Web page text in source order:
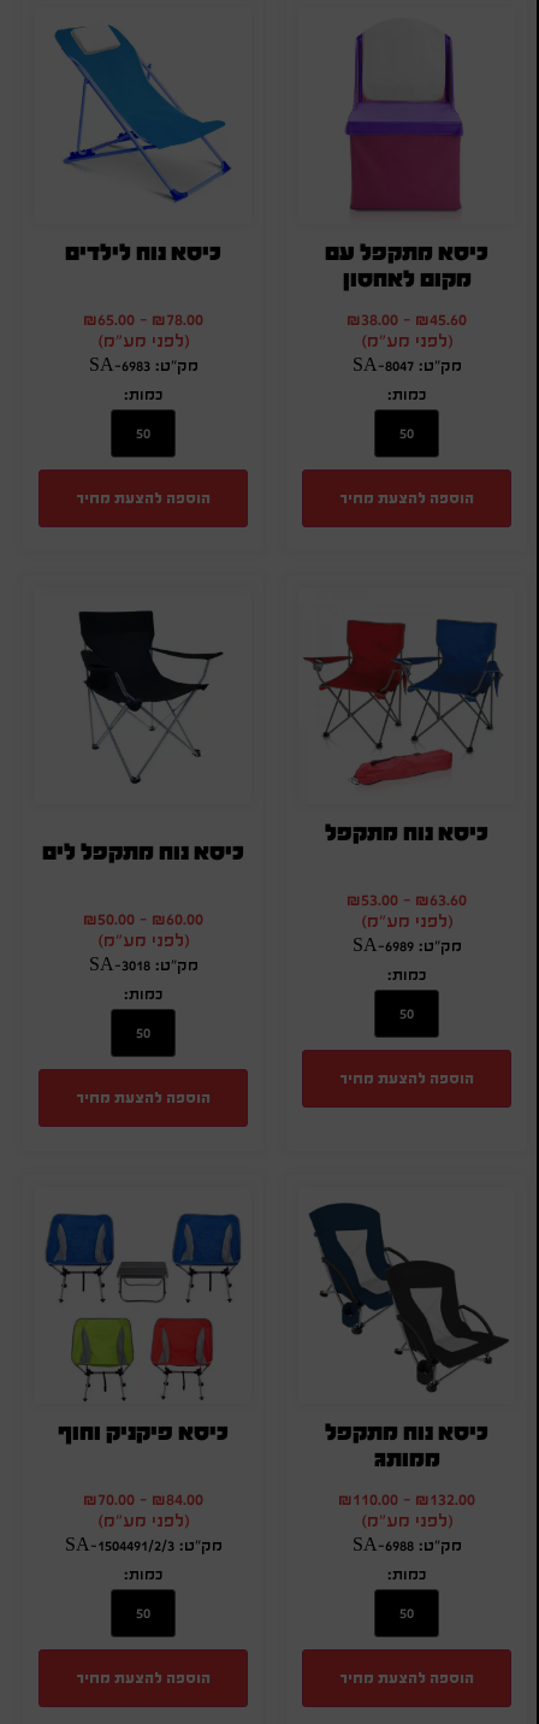
כיסא מתקפל עם
מקום לאחסון
₪45.60
-
₪38.00
(לפני מע"מ)
מק"ט: SA-8047
כמות:
הוספה להצעת מחיר
כיסא נוח לילדים
₪78.00
-
₪65.00
(לפני מע"מ)
מק"ט: SA-6983
כמות:
הוספה להצעת מחיר
כיסא נוח מתקפל
₪63.60
-
₪53.00
(לפני מע"מ)
מק"ט: SA-6989
כמות:
הוספה להצעת מחיר
כיסא נוח מתקפל לים
₪60.00
-
₪50.00
(לפני מע"מ)
מק"ט: SA-3018
כמות:
הוספה להצעת מחיר
כיסא נוח מתקפל
ממותג
₪132.00
-
₪110.00
(לפני מע"מ)
מק"ט: SA-6988
כמות:
הוספה להצעת מחיר
כיסא פיקניק וחוף
₪84.00
-
₪70.00
(לפני מע"מ)
מק"ט: SA-1504491/2/3
כמות:
הוספה להצעת מחיר